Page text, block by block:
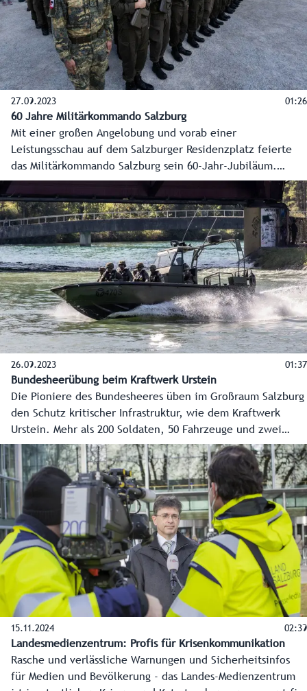
27.09.2023 01:26
60 Jahre Militärkommando Salzburg
Mit einer großen Angelobung und vorab einer
Leistungsschau auf dem Salzburger Residenzplatz feierte
das Militärkommando Salzburg sein 60-Jahr-Jubiläum.
Landeshauptmann Wilfried Haslauer, Bundesministerin
Klaudia Tanner und viele Ehrengäste gratulierten.
26.09.2023 01:37
Bundesheerübung beim Kraftwerk Urstein
Die Pioniere des Bundesheeres üben im Großraum Salzburg
den Schutz kritischer Infrastruktur, wie dem Kraftwerk
Urstein. Mehr als 200 Soldaten, 50 Fahrzeuge und zwei
Boote sind im Einsatz. Das Land Salzburg ist mit dem
Katstrophenschutz mit dabei.
15.11.2024 02:39
Landesmedienzentrum: Profis für Krisenkommunikation
Rasche und verlässliche Warnungen und Sicherheitsinfos
für Medien und Bevölkerung - das Landes-Medienzentrum